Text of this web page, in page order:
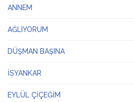
ANNEM
AĞLIYORUM
DÜŞMAN BAŞINA
İSYANKAR
EYLÜL ÇİÇEĞİM